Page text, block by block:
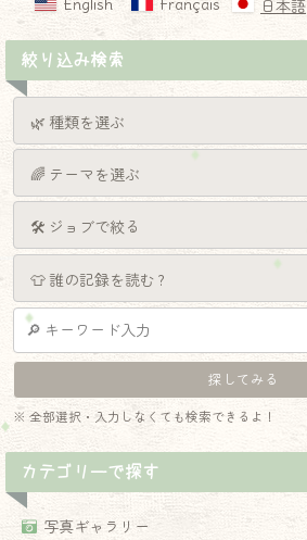
English Français 日本語
絞り込み検索
※ 全部選択・入力しなくても検索できるよ！
カテゴリーで探す
写真ギャラリー